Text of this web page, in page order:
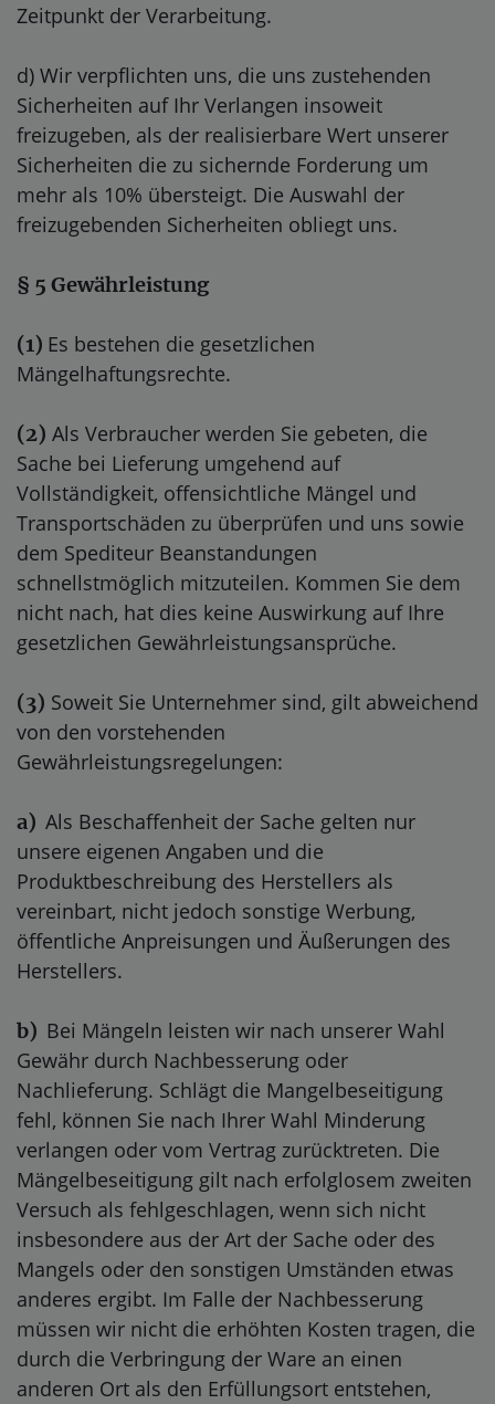
Zeitpunkt der Verarbeitung.
d) Wir verpflichten uns, die uns zustehenden
Sicherheiten auf Ihr Verlangen insoweit
freizugeben, als der realisierbare Wert unserer
Sicherheiten die zu sichernde Forderung um
mehr als 10% übersteigt. Die Auswahl der
freizugebenden Sicherheiten obliegt uns.
§ 5 Gewährleistung
(1) Es bestehen die gesetzlichen
Mängelhaftungsrechte.
(2) Als Verbraucher werden Sie gebeten, die
Sache bei Lieferung umgehend auf
Vollständigkeit, offensichtliche Mängel und
Transportschäden zu überprüfen und uns sowie
dem Spediteur Beanstandungen
schnellstmöglich mitzuteilen. Kommen Sie dem
nicht nach, hat dies keine Auswirkung auf Ihre
gesetzlichen Gewährleistungsansprüche.
(3) Soweit Sie Unternehmer sind, gilt abweichend
von den vorstehenden
Gewährleistungsregelungen:
a) Als Beschaffenheit der Sache gelten nur
unsere eigenen Angaben und die
Produktbeschreibung des Herstellers als
vereinbart, nicht jedoch sonstige Werbung,
öffentliche Anpreisungen und Äußerungen des
Herstellers.
b) Bei Mängeln leisten wir nach unserer Wahl
Gewähr durch Nachbesserung oder
Nachlieferung. Schlägt die Mangelbeseitigung
fehl, können Sie nach Ihrer Wahl Minderung
verlangen oder vom Vertrag zurücktreten. Die
Mängelbeseitigung gilt nach erfolglosem zweiten
Versuch als fehlgeschlagen, wenn sich nicht
insbesondere aus der Art der Sache oder des
Mangels oder den sonstigen Umständen etwas
anderes ergibt. Im Falle der Nachbesserung
müssen wir nicht die erhöhten Kosten tragen, die
durch die Verbringung der Ware an einen
anderen Ort als den Erfüllungsort entstehen,